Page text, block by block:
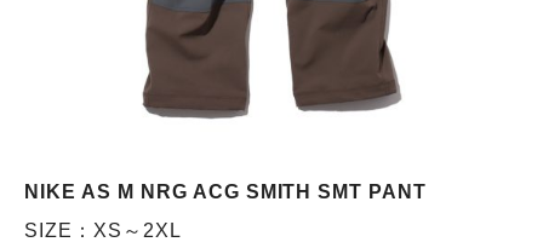
NIKE AS M NRG ACG SMITH SMT PANT
SIZE：XS～2XL